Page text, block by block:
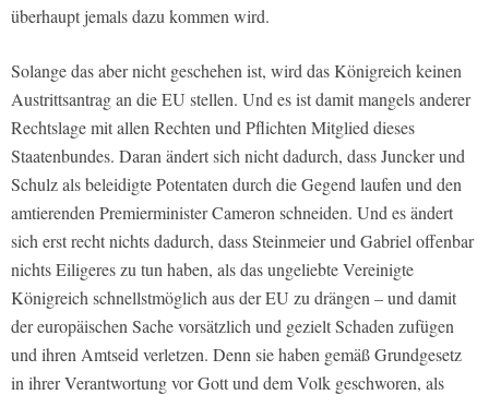
überhaupt jemals dazu kommen wird.
Solange das aber nicht geschehen ist, wird das Königreich keinen
Austrittsantrag an die EU stellen. Und es ist damit mangels anderer
Rechtslage mit allen Rechten und Pflichten Mitglied dieses
Staatenbundes. Daran ändert sich nicht dadurch, dass Juncker und
Schulz als beleidigte Potentaten durch die Gegend laufen und den
amtierenden Premierminister Cameron schneiden. Und es ändert
sich erst recht nichts dadurch, dass Steinmeier und Gabriel offenbar
nichts Eiligeres zu tun haben, als das ungeliebte Vereinigte
Königreich schnellstmöglich aus der EU zu drängen – und damit
der europäischen Sache vorsätzlich und gezielt Schaden zufügen
und ihren Amtseid verletzen. Denn sie haben gemäß Grundgesetz
in ihrer Verantwortung vor Gott und dem Volk geschworen, als